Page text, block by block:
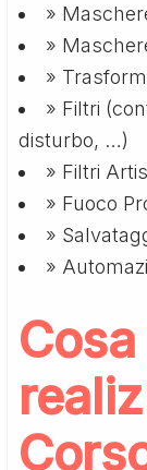
»
»
»
» Filtri
disturbo, …)
» Filtri
» Fuoco
»
»